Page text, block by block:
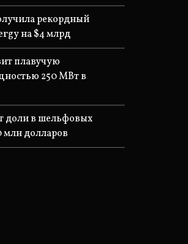
рекордный
на $4 млрд
плавучую
250 МВт в
доли в шельфовых
млн долларов